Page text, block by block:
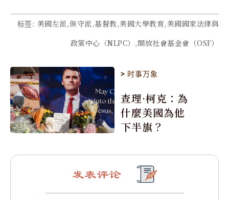
标签: 美國左派,保守派,基督教,美國大學教育,美國國家法律與
政策中心（NLPC）,開放社會基金會（OSF）
> 时事万象
查理·柯克：為
什麼美國為他
下半旗？
发表评论